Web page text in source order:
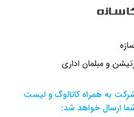
و مبلمان اداری
به همراه کاتالوگ و لیست
ارسال خواهد شد: